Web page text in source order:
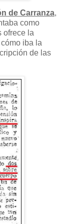
de Carranza,
como
ofrece la
iba la
de las